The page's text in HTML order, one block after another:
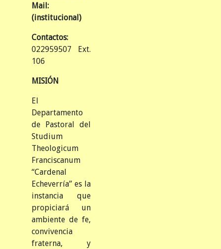
Mail:
(institucional)
Contactos:
022959507 Ext.
106
MISIÓN
El
Departamento
de Pastoral del
Studium
Theologicum
Franciscanum
“Cardenal
Echeverría” es la
instancia que
propiciará un
ambiente de fe,
convivencia
fraterna, y